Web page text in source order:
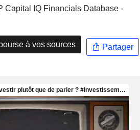
Capital IQ Financials Database -
à vos sources Partager